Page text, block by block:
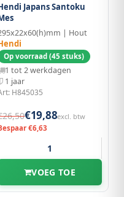
Japans Santoku
| Hout
Op voorraad (45 stuks)
1 tot 2 werkdagen
1 jaar
H845035
€19,88excl. btw
€6,63
VOEG TOE